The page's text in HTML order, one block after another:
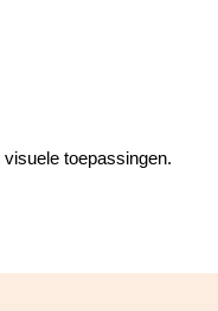
toepassingen.